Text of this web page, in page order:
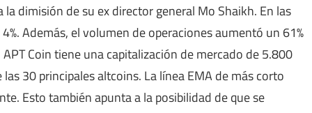
dimisión de su ex director general Mo Shaikh. En las
Además, el volumen de operaciones aumentó un 61%
Coin tiene una capitalización de mercado de 5.800
30 principales altcoins. La línea EMA de más corto
Esto también apunta a la posibilidad de que se